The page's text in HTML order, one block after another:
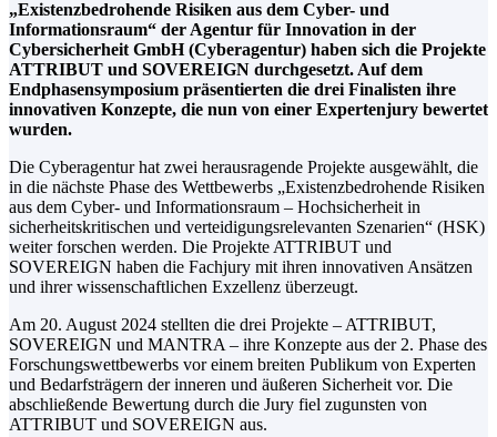
„Existenzbedrohende Risiken aus dem Cyber- und
Informationsraum“ der Agentur für Innovation in der
Cybersicherheit GmbH (Cyberagentur) haben sich die Projekte
ATTRIBUT und SOVEREIGN durchgesetzt. Auf dem
Endphasensymposium präsentierten die drei Finalisten ihre
innovativen Konzepte, die nun von einer Expertenjury bewertet
wurden.
Die Cyberagentur hat zwei herausragende Projekte ausgewählt, die
in die nächste Phase des Wettbewerbs „Existenzbedrohende Risiken
aus dem Cyber- und Informationsraum – Hochsicherheit in
sicherheitskritischen und verteidigungsrelevanten Szenarien“ (HSK)
weiter forschen werden. Die Projekte ATTRIBUT und
SOVEREIGN haben die Fachjury mit ihren innovativen Ansätzen
und ihrer wissenschaftlichen Exzellenz überzeugt.
Am 20. August 2024 stellten die drei Projekte – ATTRIBUT,
SOVEREIGN und MANTRA – ihre Konzepte aus der 2. Phase des
Forschungswettbewerbs vor einem breiten Publikum von Experten
und Bedarfsträgern der inneren und äußeren Sicherheit vor. Die
abschließende Bewertung durch die Jury fiel zugunsten von
ATTRIBUT und SOVEREIGN aus.